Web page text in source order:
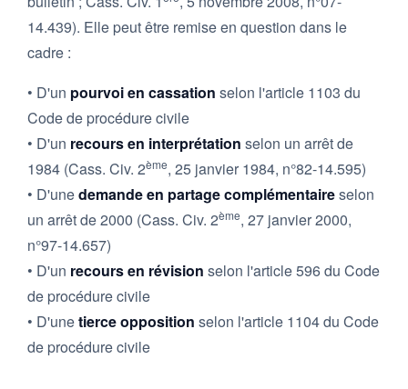
14.439). Elle peut être remise en question dans le
cadre :
• D'un pourvoi en cassation selon l'article 1103 du
Code de procédure civile
• D'un recours en interprétation selon un arrêt de
1984 (Cass. Civ. 2ème, 25 janvier 1984, n°82-14.595)
• D'unedemande en partage complémentaireselon
un arrêt de 2000 (Cass. Civ. 2ème, 27 janvier 2000,
n°97-14.657)
• D'un recours en révision selon l'article 596 du Code
de procédure civile
• D'unetierce opposition selon l'article 1104 du Code
de procédure civile